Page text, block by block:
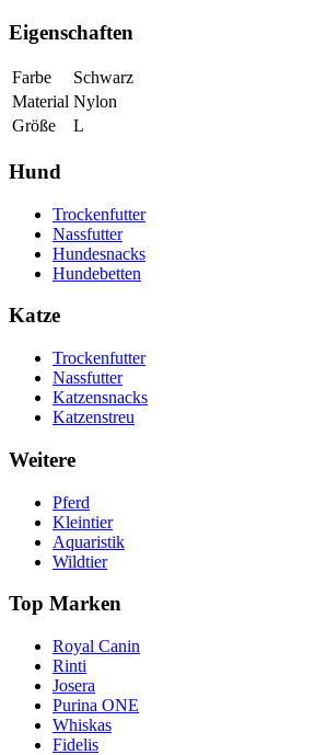
Eigenschaften
Farbe
Schwarz
Material Nylon
Größe
L
Hund
Trockenfutter
Nassfutter
Hundesnacks
Hundebetten
Katze
Trockenfutter
Nassfutter
Katzensnacks
Katzenstreu
Weitere
Pferd
Kleintier
Aquaristik
Wildtier
Top Marken
Royal Canin
Rinti
Josera
Purina ONE
Whiskas
Fidelis